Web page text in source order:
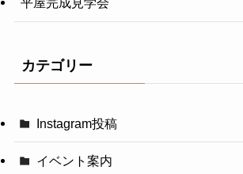
カテゴリー
Instagram投稿
イベント案内